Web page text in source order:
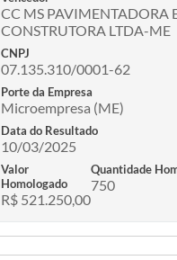
CC MS PAVIMENTADORA
CONSTRUTORA LTDA-ME
CNPJ
07.135.310/0001-62
Porte da Empresa
Microempresa (ME)
Data do Resultado
10/03/2025
Valor
Homologado
R$ 521.250,00
Quantidade
750